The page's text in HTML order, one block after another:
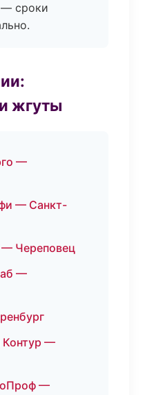
— сроки
жгуты
—
— Санкт-
Череповец
—
Контур —
—